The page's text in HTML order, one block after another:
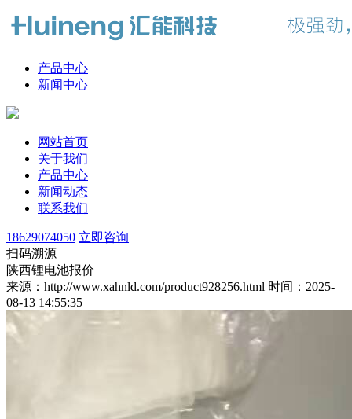
产品中心
新闻中心
网站首页
关于我们
产品中心
新闻动态
联系我们
18629074050 立即咨询
扫码溯源
陕西锂电池报价
来源：http://www.xahnld.com/product928256.html 时间：2025-
08-13 14:55:35